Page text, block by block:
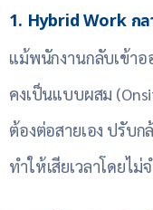
1. Hybrid Work ก
แม้พนักงานกลับเข้า
คงเป็นแบบผสม
ต้องต่อสายเอง ปรับก
ทำให้เสียเวลาโดยไม่